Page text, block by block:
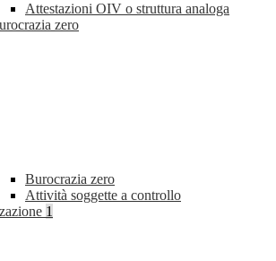
Attestazioni OIV o struttura analoga
zero
Burocrazia zero
Attività soggette a controllo
1